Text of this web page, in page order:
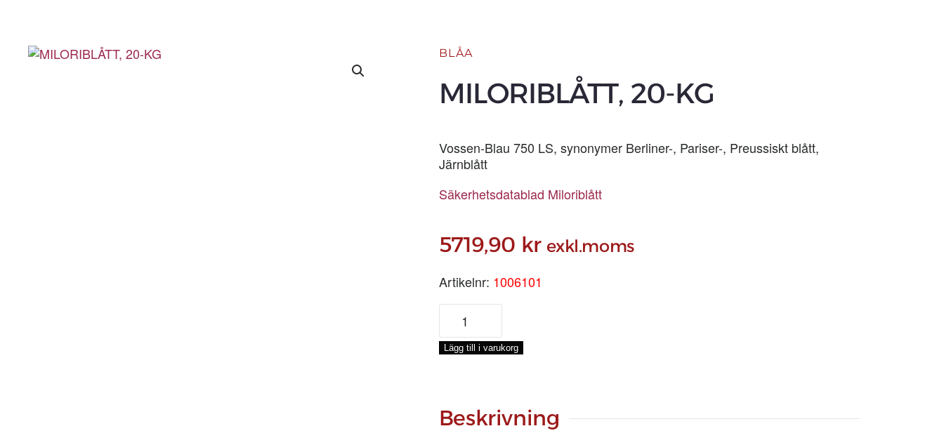
BLÅA
MILORIBLÅTT, 20-KG
Vossen-Blau 750 LS, synonymer Berliner-, Pariser-, Preussiskt blått,
Järnblått
Säkerhetsdatablad Miloriblått
5719,90 kr exkl.moms
Artikelnr: 1006101
MILORIBLÅTT,
KG
mängd
Lägg till i varukorg
Beskrivning